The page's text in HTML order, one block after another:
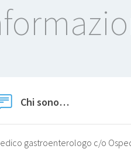
Chi sono…
gastroenterologo c/o